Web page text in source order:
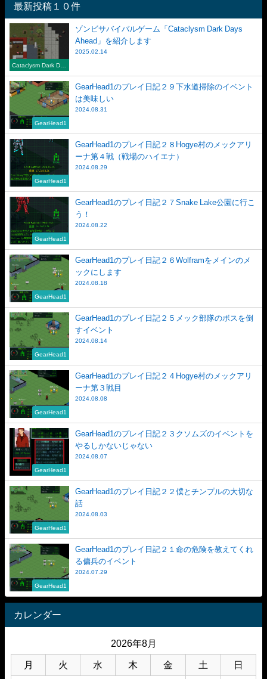
最新投稿１０件
Cataclysm Dark Day
ゾンビサバイバルゲーム「Cataclysm Dark Days
Ahead」を紹介します
2025.02.14
GearHead1
GearHead1のプレイ日記２９下水道掃除のイベント
は美味しい
2024.08.31
GearHead1
GearHead1のプレイ日記２８Hogye村のメックアリ
ーナ第４戦（戦場のハイエナ）
2024.08.29
GearHead1
GearHead1のプレイ日記２７Snake Lake公園に行こ
う！
2024.08.22
GearHead1
GearHead1のプレイ日記２６Wolframをメインのメ
ックにします
2024.08.18
GearHead1
GearHead1のプレイ日記２５メック部隊のボスを倒
すイベント
2024.08.14
GearHead1
GearHead1のプレイ日記２４Hogye村のメックアリ
ーナ第３戦目
2024.08.08
GearHead1
GearHead1のプレイ日記２３クソムズのイベントを
やるしかないじゃない
2024.08.07
GearHead1
GearHead1のプレイ日記２２僕とチンプルの大切な
話
2024.08.03
GearHead1
GearHead1のプレイ日記２１命の危険を教えてくれ
る傭兵のイベント
2024.07.29
カレンダー
2026年8月
月 火 水 木 金 土 日